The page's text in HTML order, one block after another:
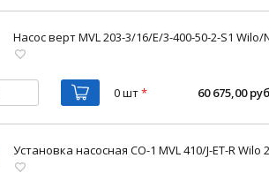
Насос верт MVL 203-3/16/E/3-400-50-2-S1 Wilo/
0 шт* 60 675,00
Установка насосная CO-1 MVL 410/J-ET-R Wilo